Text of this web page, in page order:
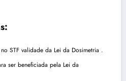
STF validade da Lei da Dosimetria .
ser beneficiada pela Lei da